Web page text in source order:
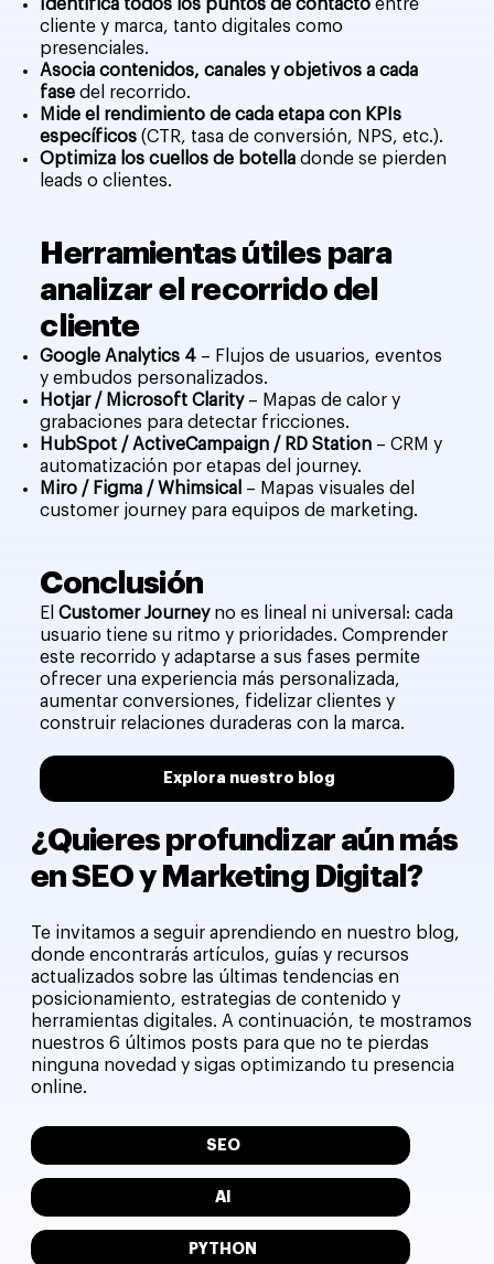
Identifica todos los puntos de contacto entre
cliente y marca, tanto digitales como
presenciales.
Asocia contenidos, canales y objetivos a cada
fase del recorrido.
Mide el rendimiento de cada etapa con KPIs
específicos (CTR, tasa de conversión, NPS, etc.).
Optimiza los cuellos de botella donde se pierden
leads o clientes.
Herramientas útiles para
analizar el recorrido del
cliente
Google Analytics 4 – Flujos de usuarios, eventos
y embudos personalizados.
Hotjar / Microsoft Clarity– Mapas de calor y
grabaciones para detectar fricciones.
HubSpot / ActiveCampaign / RD Station – CRM y
automatización por etapas del journey.
Miro / Figma / Whimsical – Mapas visuales del
customer journey para equipos de marketing.
Conclusión
ElCustomer Journeyno es lineal ni universal: cada
usuario tiene su ritmo y prioridades. Comprender
este recorrido y adaptarse a sus fases permite
ofrecer una experiencia más personalizada,
aumentar conversiones, fidelizar clientes y
construir relaciones duraderas con la marca.
Explora nuestro blog
¿Quieres profundizar aún más
en SEO y Marketing Digital?
Te invitamos a seguir aprendiendo en nuestro blog,
donde encontrarás artículos, guías y recursos
actualizados sobre las últimas tendencias en
posicionamiento, estrategias de contenido y
herramientas digitales. A continuación, te mostramos
nuestros 6 últimos posts para que no te pierdas
ninguna novedad y sigas optimizando tu presencia
online.
SEO
AI
PYTHON